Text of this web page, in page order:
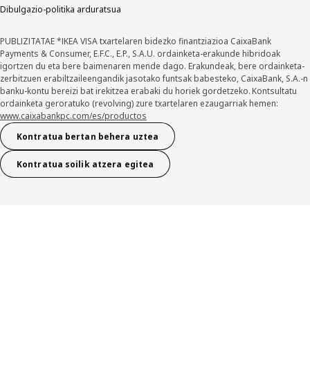
Dibulgazio-politika arduratsua
PUBLIZITATAE *IKEA VISA txartelaren bidezko finantziazioa CaixaBank
Payments & Consumer, E.F.C., E.P., S.A.U. ordainketa-erakunde hibridoak
igortzen du eta bere baimenaren mende dago. Erakundeak, bere ordainketa-
zerbitzuen erabiltzaileengandik jasotako funtsak babesteko, CaixaBank, S.A.-n
banku-kontu bereizi bat irekitzea erabaki du horiek gordetzeko. Kontsultatu
ordainketa geroratuko (revolving) zure txartelaren ezaugarriak hemen:
www.caixabankpc.com/es/productos
Kontratua bertan behera uztea
Kontratua soilik atzera egitea